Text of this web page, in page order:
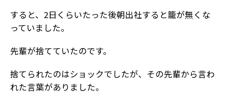
すると、2日くらいたった後朝出社すると籠が無くな
っていました。
先輩が捨てていたのです。
捨てられたのはショックでしたが、その先輩から言わ
れた言葉がありました。